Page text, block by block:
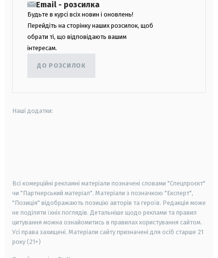
Email - розсилка
Будьте в курсі всіх новин і оновлень!
Перейдіть на сторінку наших розсилок, щоб
обрати ті, що відповідають вашим
інтересам.
ДО РОЗСИЛОК
Наші додатки:
Всі комерційні рекламні матеріали позначені словами "Спецпроєкт"
чи "Партнерський матеріал". Матеріали з позначкою "Експерт",
"Позиція" відображають позицію авторів та героїв. Редакція може
не поділяти їхніх поглядів. Детальніше щодо реклами та правил
цитування можна ознайомитись в правилах користування сайтом.
Усі права захищені. Матеріали сайту призначені для осіб старше 21
року (21+)